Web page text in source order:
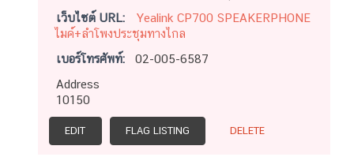
เว็บไซต์ URL:
Yealink CP700 SPEAKERPHONE
ไมค์+ลำโพงประชุมทางไกล
เบอร์โทรศัพท์:
02-005-6587
Address
10150
EDIT FLAG LISTING DELETE